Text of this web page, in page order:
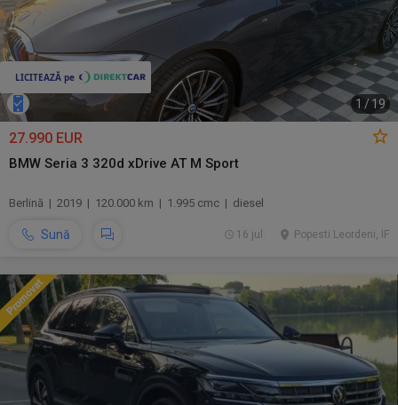
1 /19
27.990 EUR
BMW Seria 3 320d xDrive AT M Sport
Berlină | 2019 | 120.000 km | 1.995 cmc | diesel
Sună Popesti Leordeni, IF
16 jul.